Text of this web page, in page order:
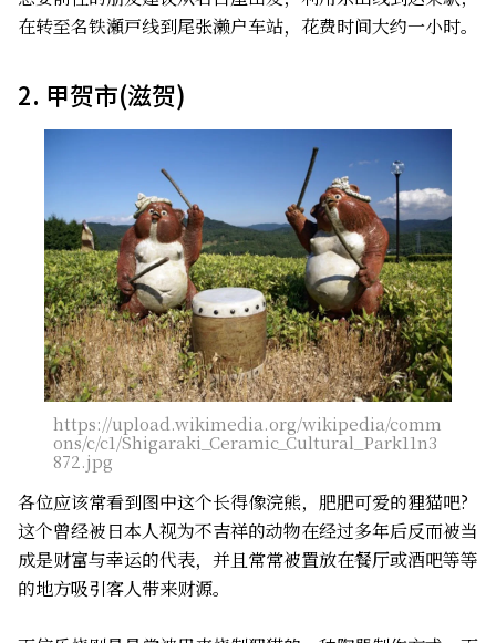
在转至名铁瀬戸线到尾张濑户车站，花费时间大约一小时。
2. 甲贺市(滋贺)
https://upload.wikimedia.org/wikipedia/comm
ons/c/c1/Shigaraki_Ceramic_Cultural_Park11n3
872.jpg
各位应该常看到图中这个长得像浣熊，肥肥可爱的狸猫吧?
这个曾经被日本人视为不吉祥的动物在经过多年后反而被当
成是财富与幸运的代表，并且常常被置放在餐厅或酒吧等等
的地方吸引客人带来财源。